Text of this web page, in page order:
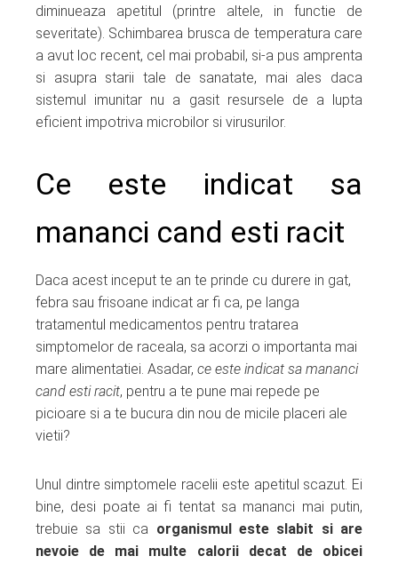
diminueaza apetitul (printre altele, in functie de
severitate). Schimbarea brusca de temperatura care
a avut loc recent, cel mai probabil, si-a pus amprenta
si asupra starii tale de sanatate, mai ales daca
sistemul imunitar nu a gasit resursele de a lupta
eficient impotriva microbilor si virusurilor.
Ce este indicat sa
mananci cand esti racit
Daca acest inceput te an te prinde cu durere in gat,
febra sau frisoane indicat ar fi ca, pe langa
tratamentul medicamentos pentru tratarea
simptomelor de raceala, sa acorzi o importanta mai
mare alimentatiei. Asadar, ce este indicat sa mananci
cand esti racit, pentru a te pune mai repede pe
picioare si a te bucura din nou de micile placeri ale
vietii?
Unul dintre simptomele racelii este apetitul scazut. Ei
bine, desi poate ai fi tentat sa mananci mai putin,
trebuie sa stii ca organismul este slabit si are
nevoie de mai multe calorii decat de obicei